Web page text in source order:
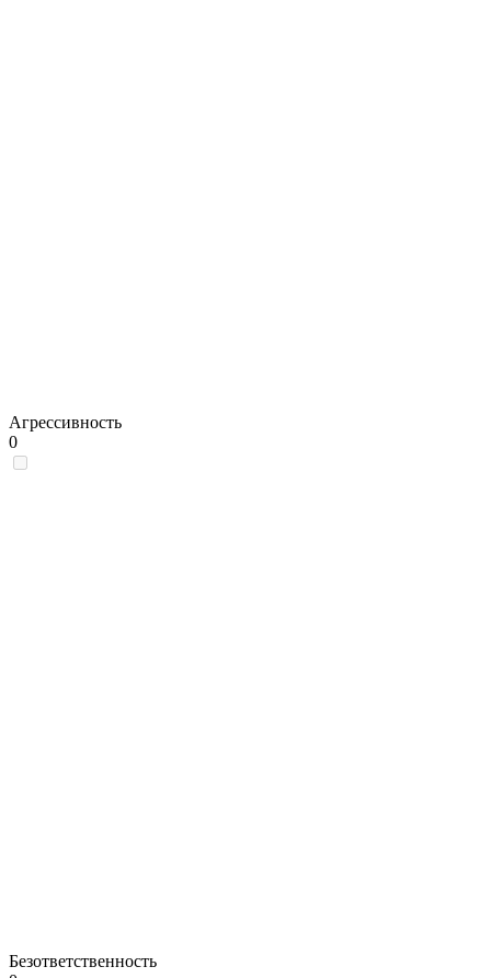
Агрессивность
0
Безответственность